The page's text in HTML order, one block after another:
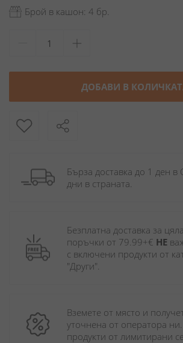
Брой в кашон: 4 бр.
ДОБАВИ В
Бърза доставка до 1 ден в
дни в страната.
Безплатна доставка за
поръчки от 79.99+€ НЕ
с включени продукти от
"Други".
Вземете от място и
уточнена от оператора
продукти от лимитирани